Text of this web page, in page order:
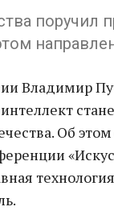
поручил
Владимир
Об